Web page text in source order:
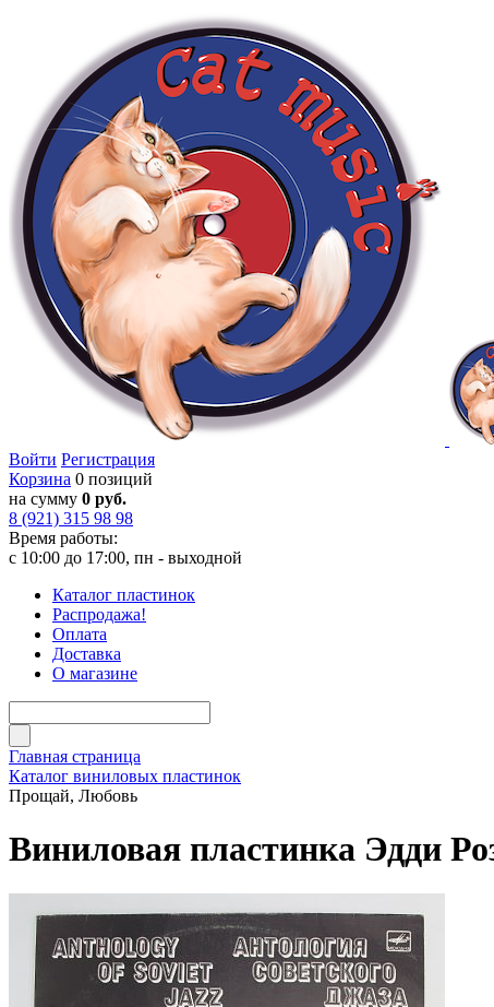
Войти Регистрация
Корзина 0 позиций
на сумму 0 руб.
8 (921) 315 98 98
Время работы:
с 10:00 до 17:00, пн - выходной
Каталог пластинок
Распродажа!
Оплата
Доставка
О магазине
Главная страница
Каталог виниловых пластинок
Прощай, Любовь
Виниловая пластинка Эдди